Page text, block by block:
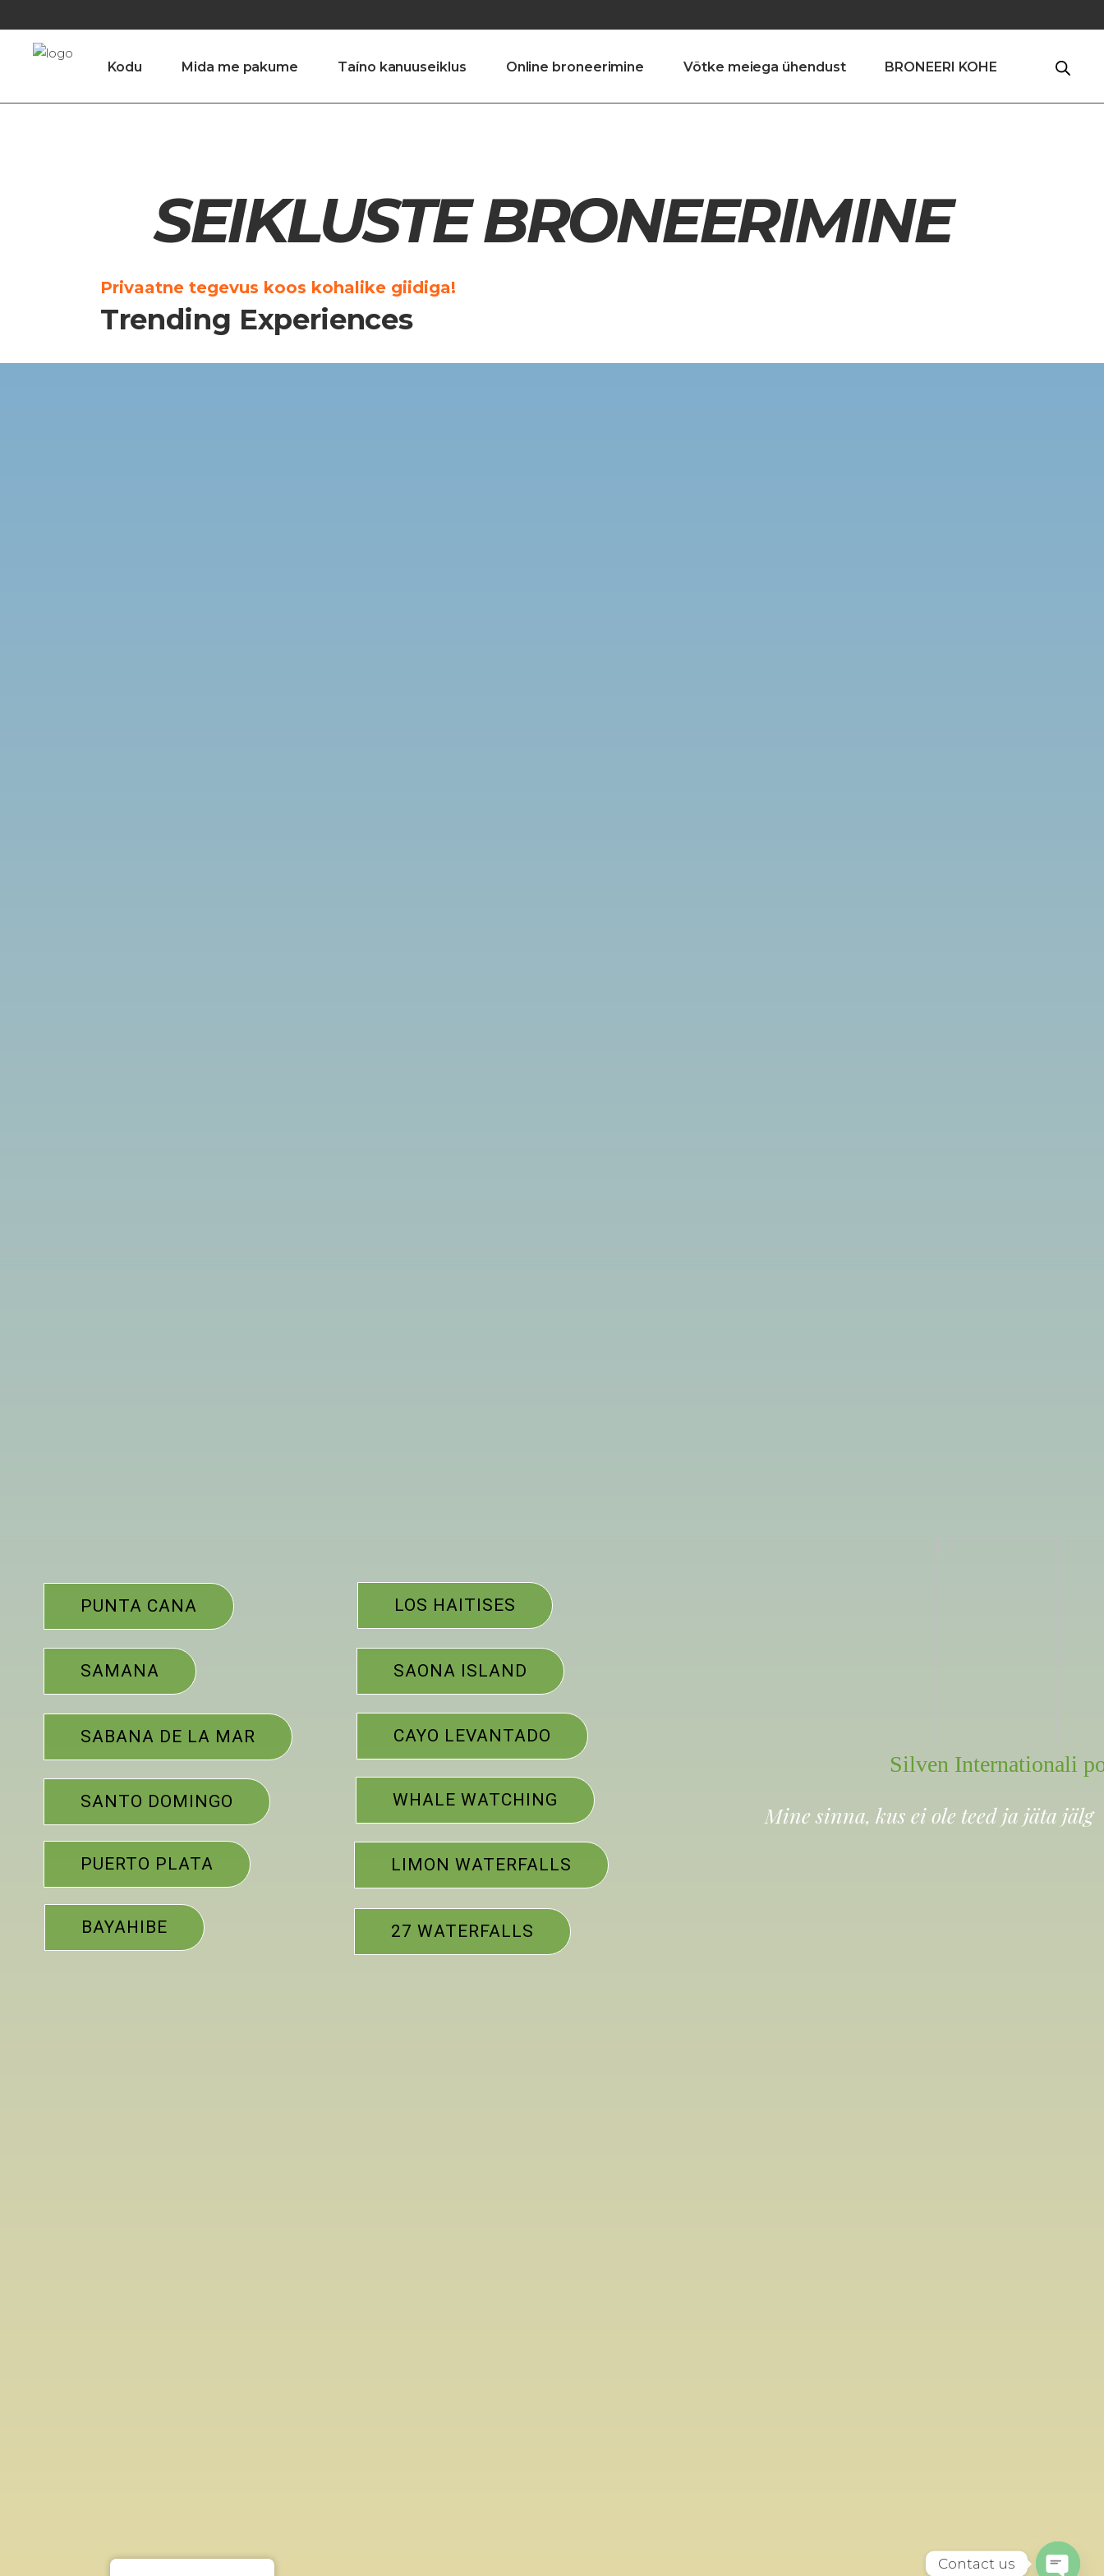
Kodu Mida me pakume Taíno kanuuseiklus Online broneerimine Võtke meiega ühendust BRONEERI KOHE
SEIKLUSTE BRONEERIMINE
Privaatne tegevus koos kohalike giidiga!
Trending Experiences
LOS HAITISES
SAONA ISLAND
CAYO LEVANTADO
WHALE WATCHING
LIMON WATERFALLS
27 WATERFALLS
BAYAHIBE
Silven Internationali
PUERTO PLATA
SAMANA
SABANA DE LA MAR
SANTO DOMINGO Mine sinna, kus ei ole teed ja jäta jälg
PUNTA CANA
Contact us